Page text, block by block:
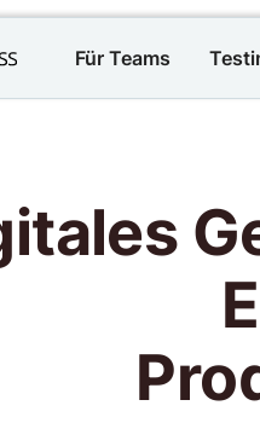
Für Teams